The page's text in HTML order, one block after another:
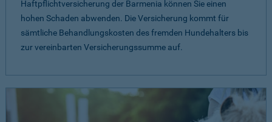
Haftpflichtversicherung der Barmenia können Sie einen
hohen Schaden abwenden. Die Versicherung kommt für
sämtliche Behandlungskosten des fremden Hundehalters bis
zur vereinbarten Versicherungssumme auf.